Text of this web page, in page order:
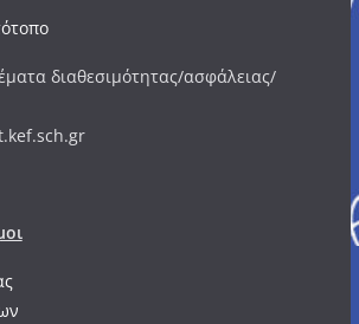
διαθεσιμότητας/ασφάλειας/